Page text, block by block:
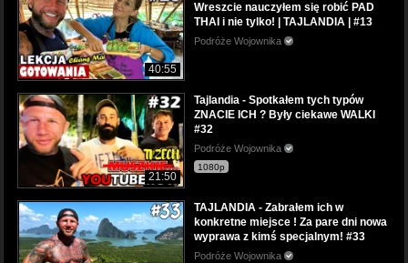
40:55
Wreszcie nauczyłem się robić PAD
THAI i nie tylko! | TAJLANDIA | #13
Podróże Wojownika
21:50
Tajlandia - Spotkałem tych typów
ZNACIE ICH ? Były ciekawe WALKI
#32
Podróże Wojownika
1080p
TAJLANDIA - Zabrałem ich w
konkretne miejsce ! Za pare dni nowa
wyprawa z kimś specjalnym! #33
Podróże Wojownika